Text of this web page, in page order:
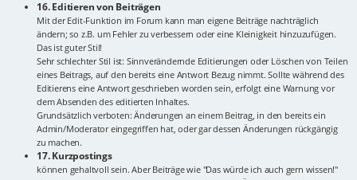
16. Editieren von Beiträgen
Mit der Edit-Funktion im Forum kann man eigene Beiträge nachträglich
ändern; so z.B. um Fehler zu verbessern oder eine Kleinigkeit hinzuzufügen.
Das ist guter Stil!
Sehr schlechter Stil ist: Sinnverändernde Editierungen oder Löschen von Teilen
eines Beitrags, auf den bereits eine Antwort Bezug nimmt. Sollte während des
Editierens eine Antwort geschrieben worden sein, erfolgt eine Warnung vor
dem Absenden des editierten Inhaltes.
Grundsätzlich verboten: Änderungen an einem Beitrag, in den bereits ein
Admin/Moderator eingegriffen hat, oder gar dessen Änderungen rückgängig
zu machen.
17. Kurzpostings
können gehaltvoll sein. Aber Beiträge wie "Das würde ich auch gern wissen!"